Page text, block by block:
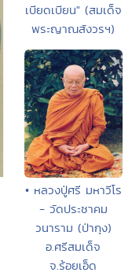
เบียดเบียน" (สมเด็จ
พระญาณสังวรฯ)
• หลวงปู่ศรี มหาวีโร
- วัดประชาคม
วนาราม (ป่ากุง)
อ.ศรีสมเด็จ
จ.ร้อยเอ็ด